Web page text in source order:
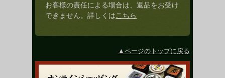
お客様の責任による場合は、返品をお受け
できません。詳しくはこちら
ページのトップに戻る